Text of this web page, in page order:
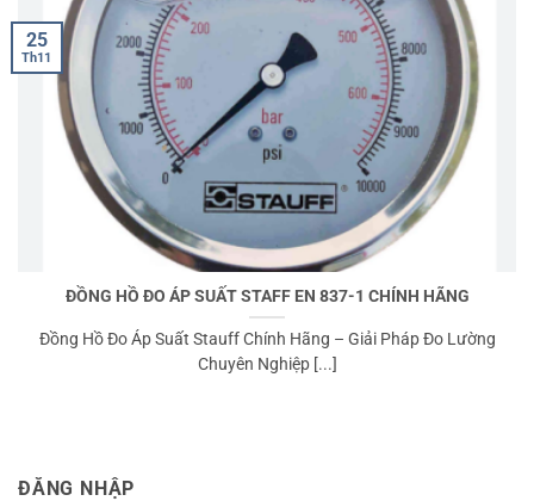
ĐỒNG HỒ ĐO ÁP SUẤT STAFF EN 837-1 CHÍNH HÃNG
Đồng Hồ Đo Áp Suất Stauff Chính Hãng – Giải Pháp Đo Lường
Chuyên Nghiệp [...]
25
Th11
ĐĂNG NHẬP